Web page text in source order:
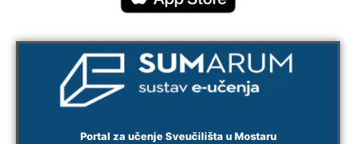
Portal za učenje Sveučilišta u Mostaru